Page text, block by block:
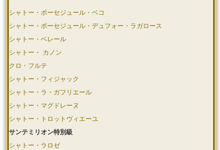
シャトー・ボーセジュール・ベコ
シャトー・ボーセジュール・デュフォー・ラガロース
シャトー・ベレール
シャトー・ カノン
クロ・フルテ
シャトー・フィジャック
シャトー・ラ・ガフリエール
シャトー・マグドレーヌ
シャトー・トロットヴィエーユ
サンテミリオン特別級
シャトー・ラロゼ